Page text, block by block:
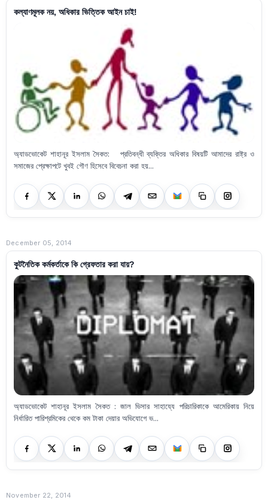
কল্যাণমূলক নয়, অধিকার ভিত্তিক আইন চাই!
অ্যাডভোকেট শাহানূর ইসলাম সৈকত: প্রতিবন্ধী ব্যক্তির অধিকার বিষয়টি আমাদের রাষ্ট্র ও
সমাজের প্রেক্ষাপটে খুবই গৌণ হিসেবে বিবেচনা করা হয়...
December 05, 2014
কুটনৈতিক কর্মকর্তাকে কি গ্রেফতার করা যায়?
অ্যাডভোকেট শাহানূর ইসলাম সৈকত : জাল ভিসার সাহায্যে পরিচারিকাকে আমেরিকায় নিয়ে
নির্ধারিত পারিশ্রমিকের থেকে কম টাকা দেয়ার অভিযোগে ভ...
November 22, 2014